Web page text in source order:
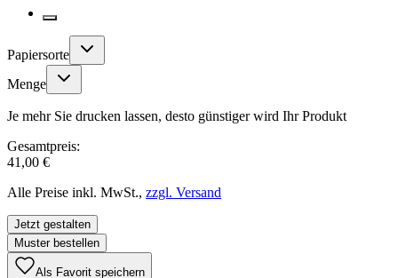
Papiersorte
Menge
Je mehr Sie drucken lassen, desto günstiger wird Ihr Produkt
Gesamtpreis:
41,00 €
Alle Preise inkl. MwSt., zzgl. Versand
Jetzt gestalten
Muster bestellen
Als Favorit speichern